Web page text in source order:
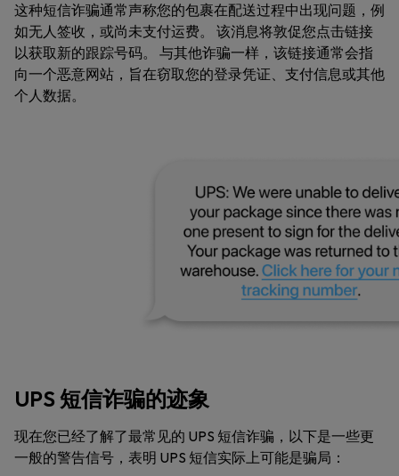
这种短信诈骗通常声称您的包裹在配送过程中出现问题，例
如无人签收，或尚未支付运费。 该消息将敦促您点击链接
以获取新的跟踪号码。 与其他诈骗一样，该链接通常会指
向一个恶意网站，旨在窃取您的登录凭证、支付信息或其他
个人数据。
UPS 短信诈骗的迹象
现在您已经了解了最常见的 UPS 短信诈骗，以下是一些更
一般的警告信号，表明 UPS 短信实际上可能是骗局：